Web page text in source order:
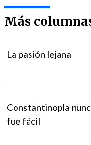
Más
La pasión lejana
Constantinopla
fue fácil